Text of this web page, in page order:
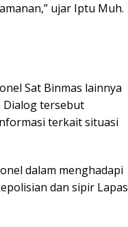
ujar Iptu Muh.
Sat Binmas lainnya
Dialog tersebut
terkait situasi
dalam menghadapi
dan sipir Lapas